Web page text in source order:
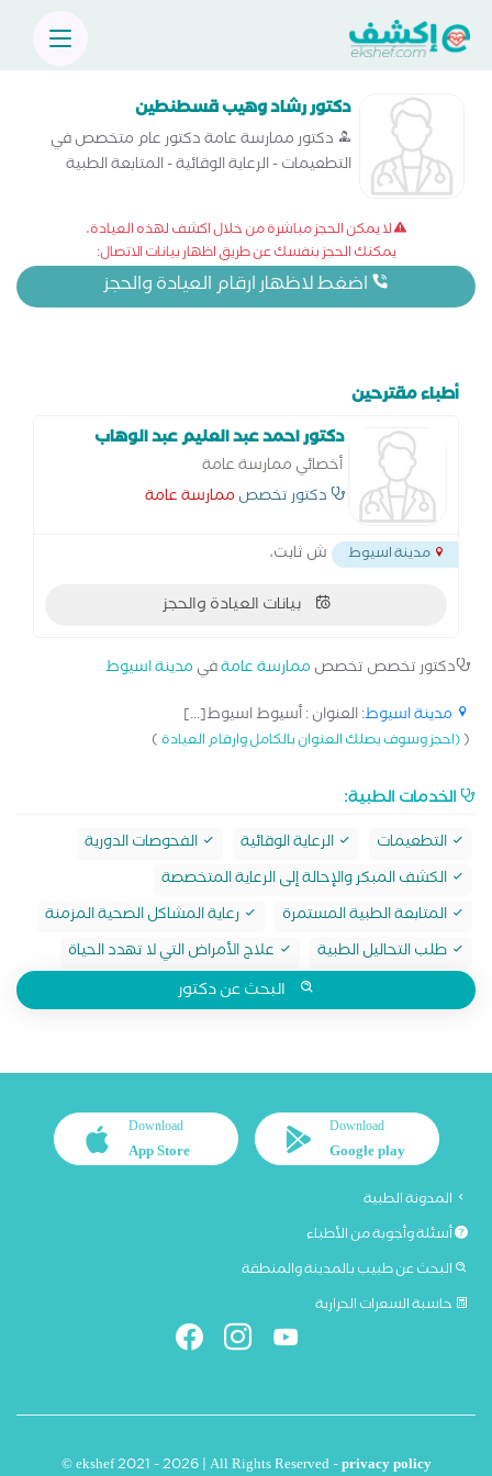
دكتور رشاد وهيب قسطنطين
دكتور ممارسة عامة دكتور عام متخصص في
التطعيمات - الرعاية الوقائية - المتابعة الطبية
لا يمكن الحجز مباشرة من خلال اكشف لهذه العيادة،
يمكنك الحجز بنفسك عن طريق اظهار بيانات الاتصال:
اضغط لاظهار ارقام العيادة والحجز
أطباء مقترحين
دكتور احمد عبد العليم عبد الوهاب
أخصائي ممارسة عامة
دكتور تخصص ممارسة عامة
مدينة اسيوط ش ثابت،
بيانات العيادة والحجز
دكتور تخصص تخصص ممارسة عامةفي مدينة اسيوط
مدينة اسيوط: العنوان : أسيوط اسيوط[...]
((احجز وسوف يصلك العنوان بالكامل وارقام العيادة)
الخدمات الطبية:
التطعيمات الرعاية الوقائية
الفحوصات الدورية
الكشف المبكر والإحالة إلى الرعاية المتخصصة
المتابعة الطبية المستمرة
رعاية المشاكل الصحية المزمنة
طلب التحاليل الطبية
علاج الأمراض التي لا تهدد الحياة
البحث عن دكتور
Download
Google play
Download
App Store
المدونة الطبية
أسئلة وأجوبة من الأطباء
البحث عن طبيب بالمدينة والمنطقة
حاسبة السعرات الحرارية
© ekshef 2021 - 2026 | All Rights Reserved -privacy policy